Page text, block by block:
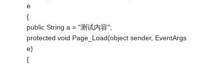
e
{
public String a = "测试内容";
protected void Page_Load(object sender, EventArgs
e)
{